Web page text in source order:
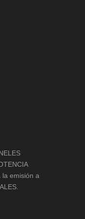
la emisión a